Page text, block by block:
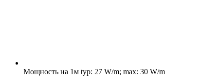
Мощность на 1м typ: 27 W/m; max: 30 W/m